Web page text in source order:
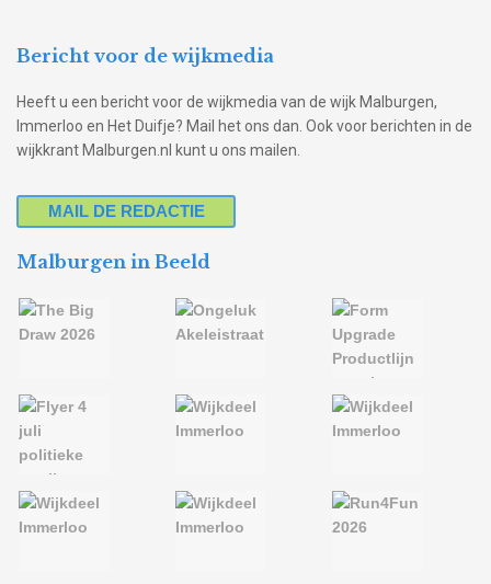
Bericht voor de wijkmedia
Heeft u een bericht voor de wijkmedia van de wijk Malburgen,
Immerloo en Het Duifje? Mail het ons dan. Ook voor berichten in de
wijkkrant Malburgen.nl kunt u ons mailen.
MAIL DE REDACTIE
Malburgen in Beeld